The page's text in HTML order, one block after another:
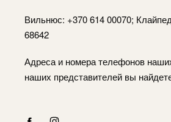
Вильнюс: +370 614 00070;
68642
Адреса и номера телефонов
наших представителей вы